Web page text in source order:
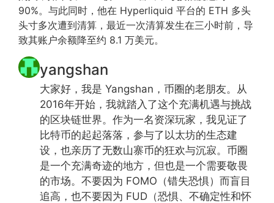
90%。与此同时，他在 Hyperliquid 平台的 ETH 多头
头寸多次遭到清算，最近一次清算发生在三小时前，导
致其账户余额降至约 8.1 万美元。
yangshan
大家好，我是 Yangshan，币圈的老朋友。从
2016年开始，我就踏入了这个充满机遇与挑战
的区块链世界。作为一名资深玩家，我见证了
比特币的起起落落，参与了以太坊的生态建
设，也亲历了无数山寨币的狂欢与沉寂。币圈
是一个充满奇迹的地方，但也是一个需要敬畏
的市场。不要因为 FOMO（错失恐惧）而盲目
追高，也不要因为 FUD（恐惧、不确定性和怀